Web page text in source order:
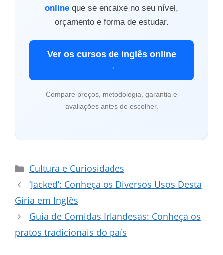
online que se encaixe no seu nível,
orçamento e forma de estudar.
Ver os cursos de inglês online
→
Compare preços, metodologia, garantia e
avaliações antes de escolher.
Categorias
Cultura e Curiosidades
‘Jacked’: Conheça os Diversos Usos Desta
Gíria em Inglês
Guia de Comidas Irlandesas: Conheça os
pratos tradicionais do país